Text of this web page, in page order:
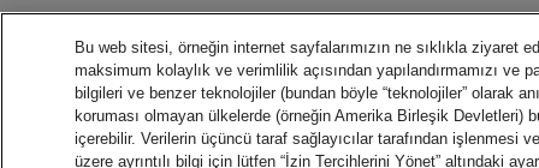
Bu web sitesi, örneğin internet sayfalarımızın ne sıklıkla ziyaret
maksimum kolaylık ve verimlilik açısından yapılandırmamızı ve
bilgileri ve benzer teknolojiler (bundan böyle “teknolojiler” olarak
koruması olmayan ülkelerde (örneğin Amerika Birleşik Devletleri)
içerebilir. Verilerin üçüncü taraf sağlayıcılar tarafından işlenmesi
üzere ayrıntılı bilgi için lütfen “İzin Tercihlerini Yönet” altındaki